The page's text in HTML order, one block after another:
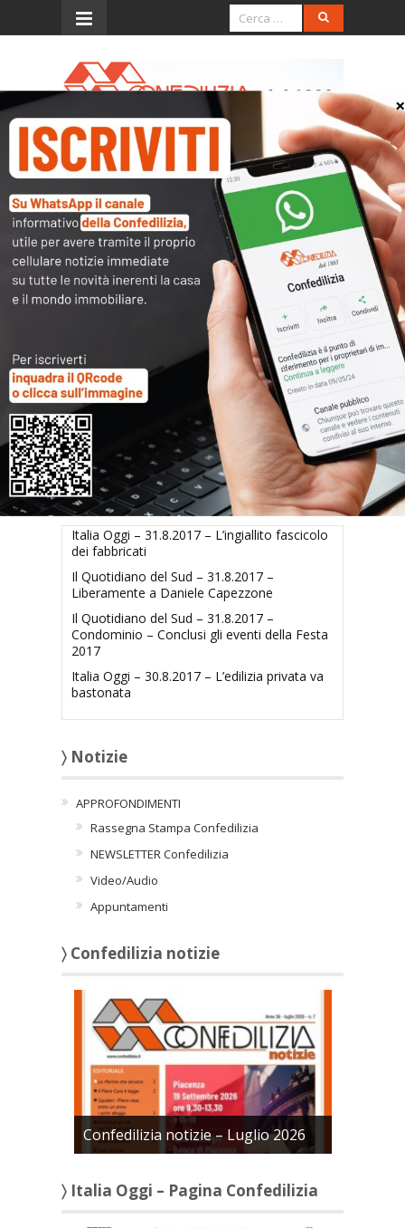
Menu
Italia Oggi – 22.6.2016 –
Condominialità strutturale
e condominialità
funzionale
Scarica e stampa il pdf
Italia Oggi – 22.6.2016 – Condominialià
strutturale e condominialità
funzionale
Articoli collegati
Italia Oggi – 31.8.2017 – L’ingiallito fascicolo
dei fabbricati
Il Quotidiano del Sud – 31.8.2017 –
Liberamente a Daniele Capezzone
Il Quotidiano del Sud – 31.8.2017 –
Condominio – Conclusi gli eventi della Festa
2017
Italia Oggi – 30.8.2017 – L’edilizia privata va
bastonata
〉 Notizie
APPROFONDIMENTI
Rassegna Stampa Confedilizia
NEWSLETTER Confedilizia
Video/Audio
Appuntamenti
〉 Confedilizia notizie
Confedilizia notizie – Luglio 2026
〉 Italia Oggi – Pagina Confedilizia